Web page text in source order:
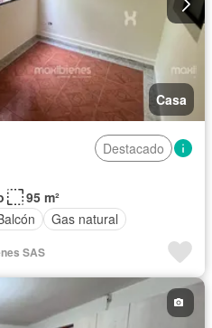
Casa
Destacado
95 m²
Gas natural
SAS